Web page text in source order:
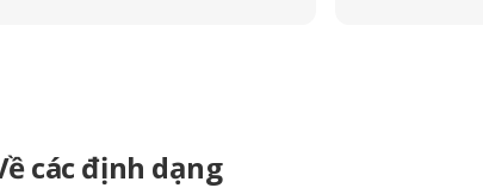
các định dạng